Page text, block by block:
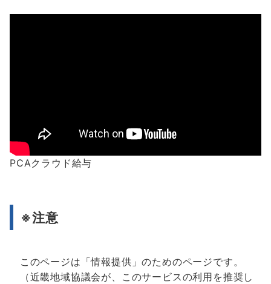
PCAクラウド給与
※注意
このページは「情報提供」のためのページです。
（近畿地域協議会が、このサービスの利用を推奨し